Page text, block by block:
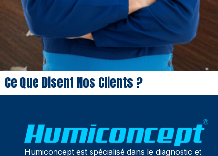
Ce Que Disent Nos Clients ?
Humiconcept est spécialisé dans le diagnostic et